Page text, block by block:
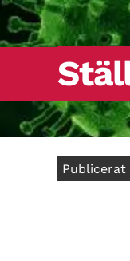
Publicerat